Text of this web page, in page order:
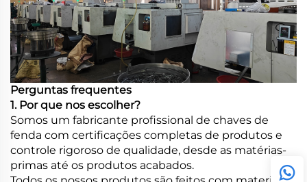
Perguntas frequentes
1. Por que nos escolher?
Somos um fabricante profissional de chaves de
fenda com certificações completas de produtos e
controle rigoroso de qualidade, desde as matérias-
primas até os produtos acabados.